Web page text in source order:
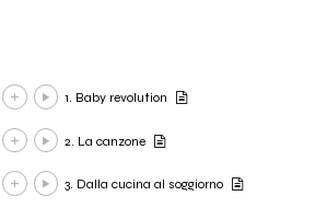
1. Baby revolution
2. La canzone
3. Dalla cucina al soggiorno